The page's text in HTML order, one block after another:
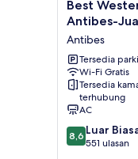
4th
floor)
Best
Western
Journel
Antibes-
Juan-
les-
Pins
Antibes
Best
Antibes-
Antibes
Tersedia
Wi-Fi Gratis
Tersedia
terhubung
AC
8.6
dari
8,6 Luar
551 ulasan